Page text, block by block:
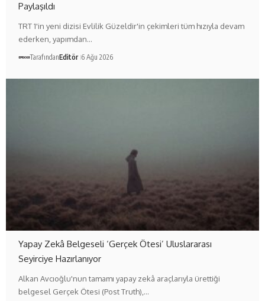
Paylaşıldı
TRT 1'in yeni dizisi Evlilik Güzeldir'in çekimleri tüm hızıyla devam
ederken, yapımdan…
TarafındanEditör 6 Ağu 2026
Yapay Zekâ Belgeseli ‘Gerçek Ötesi’ Uluslararası
Seyirciye Hazırlanıyor
Alkan Avcıoğlu'nun tamamı yapay zekâ araçlarıyla ürettiği
belgesel Gerçek Ötesi (Post Truth),…